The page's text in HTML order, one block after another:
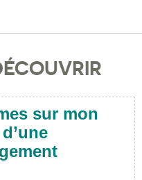
sur mon